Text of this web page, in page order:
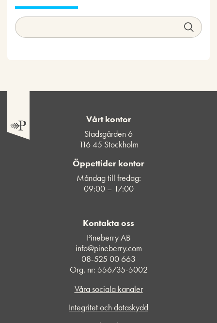
Vårt kontor
Stadsgården 6
116 45 Stockholm
Öppettider kontor
Måndag till fredag:
09:00 – 17:00
Kontakta oss
Pineberry AB
info@pineberry.com
08-525 00 663
Org. nr: 556735-5002
Våra sociala kanaler
Integritet och dataskydd